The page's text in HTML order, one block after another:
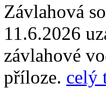
Závlahová
11.6.2026
závlahové
příloze. celý